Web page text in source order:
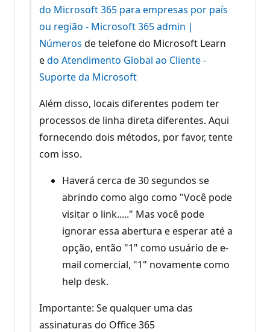
do Microsoft 365 para empresas por país
ou região - Microsoft 365 admin |
Números de telefone do Microsoft Learn
edo Atendimento Global ao Cliente -
Suporte da Microsoft
Além disso, locais diferentes podem ter
processos de linha direta diferentes. Aqui
fornecendo dois métodos, por favor, tente
com isso.
Haverá cerca de 30 segundos se
abrindo como algo como "Você pode
visitar o link....." Mas você pode
ignorar essa abertura e esperar até a
opção, então "1" como usuário de e-
mail comercial, "1" novamente como
help desk.
Importante: Se qualquer uma das
assinaturas do Office 365